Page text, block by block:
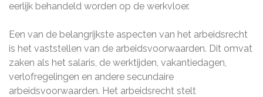
eerlijk behandeld worden op de werkvloer.
Een van de belangrijkste aspecten van het arbeidsrecht
is het vaststellen van de arbeidsvoorwaarden. Dit omvat
zaken als het salaris, de werktijden, vakantiedagen,
verlofregelingen en andere secundaire
arbeidsvoorwaarden. Het arbeidsrecht stelt